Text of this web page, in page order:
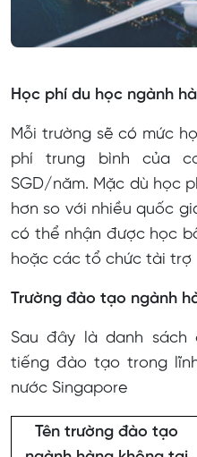
Học phí du học ngành
Mỗi trường sẽ có mức
phí trung bình của
SGD/năm. Mặc dù học
hơn so với nhiều quốc
có thể nhận được học
hoặc các tổ chức tài trợ
Trường đào tạo ngành
Sau đây là danh sách
tiếng đào tạo trong
nước Singapore
Tên trường đào tạo